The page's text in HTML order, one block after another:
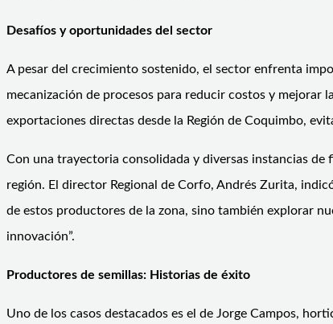
Desafíos y oportunidades del sector
A pesar del crecimiento sostenido, el sector enfrenta
mecanización de procesos para reducir costos y mejorar
exportaciones directas desde la Región de Coquimbo,
Con una trayectoria consolidada y diversas instancias
región. El director Regional de Corfo, Andrés Zurita,
de estos productores de la zona, sino también explorar
innovación”.
Productores de semillas: Historias de éxito
Uno de los casos destacados es el de Jorge Campos,